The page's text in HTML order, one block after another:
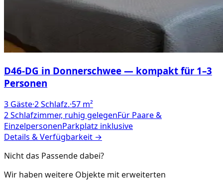
D46-DG in Donnerschwee — kompakt für 1–3
Personen
3 Gäste·2Schlafz.·57 m²
2 Schlafzimmer, ruhig gelegenFür Paare &
EinzelpersonenParkplatz inklusive
Details & Verfügbarkeit →
Nicht das Passende dabei?
Wir haben weitere Objekte mit erweiterten